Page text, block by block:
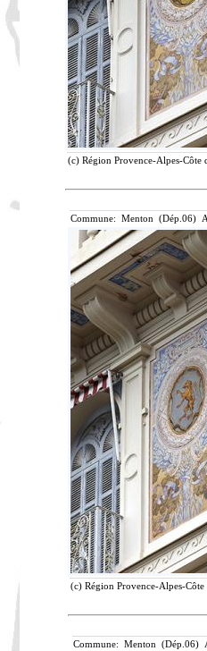
(c) Région Provence-Alpes-
Commune: Menton (Dép.06)
(c) Région Provence-Alpes-
Commune: Menton (Dép.06)